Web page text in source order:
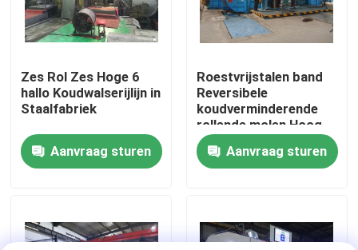
Nieuws
Gevallen
Metaal dat Lijn scheurt
Precisie die Lijn scheurt
Zes Rol Zes Hoge 6
hallo Koudwalserijlijn in
Staalfabriek
Aanvraag sturen
Roestvrijstalen band
Reversibele
koudverminderende
rollende molen Hoog
efficiënt
energiebesparing
Aanvraag sturen